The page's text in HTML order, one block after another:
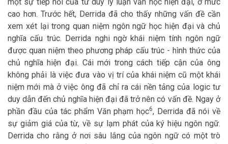
cao hơn. Trước hết, Derrida đã cho thấy những vấn đề cần
xem xét lại trong quan niệm ngôn ngữ học hiện đại và chủ
nghĩa cấu trúc. Derrida nghi ngờ khái niệm tính ngôn ngữ
được quan niệm theo phương pháp cấu trúc - hình thức của
chủ nghĩa hiện đại. Cái mới trong cách tiếp cận của ông
không phải là việc đưa vào vị trí của khái niệm cũ một khái
niệm mới mà ở việc ông đã chỉ ra cái nền tảng của logic tư
duy dẫn đến chủ nghĩa hiện đại đã trở nên có vấn đề. Ngay ở
phần đầu của tác phẩm Văn phạm học6, Derrida đã nói về
sự giảm giá của từ, về sự lạm phát của ký hiệu ngôn ngữ.
Derrida cho rằng ở nơi sâu lắng của ngôn ngữ có một trò